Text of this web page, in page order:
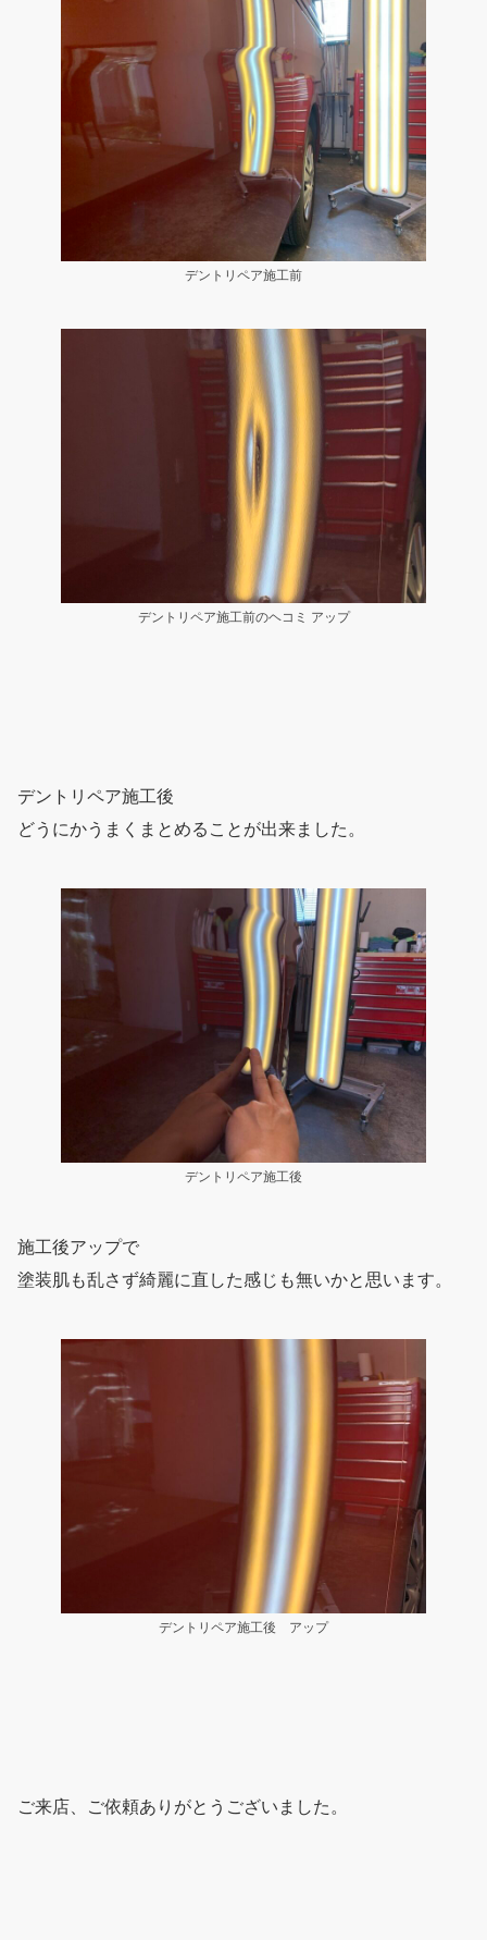
デントリペア施工前
デントリペア施工前のヘコミ アップ
デントリペア施工後
どうにかうまくまとめることが出来ました。
デントリペア施工後
施工後アップで
塗装肌も乱さず綺麗に直した感じも無いかと思います。
デントリペア施工後 アップ
ご来店、ご依頼ありがとうございました。